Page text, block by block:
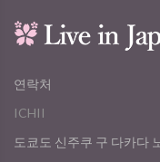
연락처
ICHII
도쿄도 신주쿠 구 다카다